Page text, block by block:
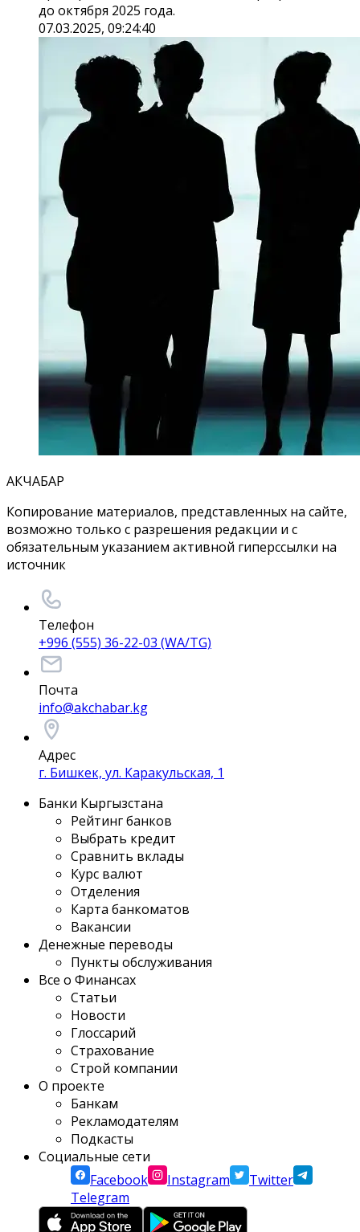
до октября 2025 года.
07.03.2025, 09:24:40
АКЧАБАР
Копирование материалов, представленных на сайте,
возможно только с разрешения редакции и с
обязательным указанием активной гиперссылки на
источник
Телефон
+996 (555) 36-22-03 (WA/TG)
Почта
info@akchabar.kg
Адрес
г. Бишкек, ул. Каракульская, 1
Банки Кыргызстана
Рейтинг банков
Выбрать кредит
Сравнить вклады
Курс валют
Отделения
Карта банкоматов
Вакансии
Денежные переводы
Пункты обслуживания
Все о Финансах
Статьи
Новости
Глоссарий
Страхование
Строй компании
О проекте
Банкам
Рекламодателям
Подкасты
Социальные сети
Facebook
Instagram
Twitter
Telegram